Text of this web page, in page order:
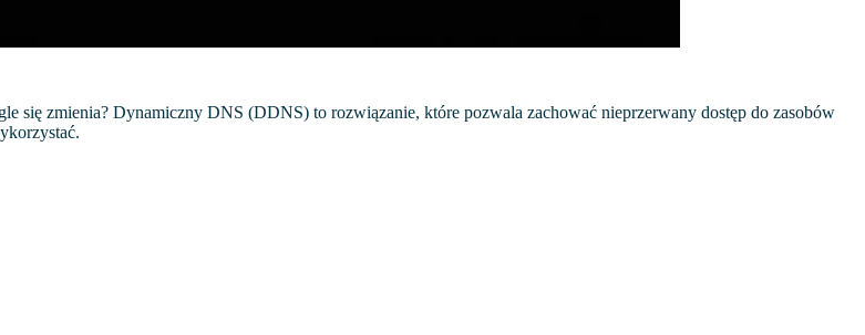
się zmienia? Dynamiczny DNS (DDNS) to rozwiązanie, które pozwala zachować nieprzerwany dostęp do zasobów